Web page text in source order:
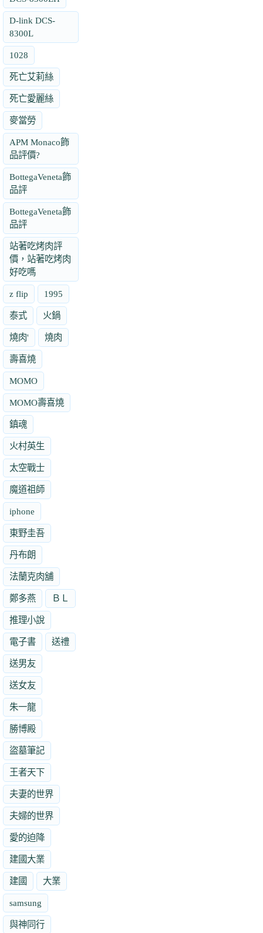
D-link DCS-
8300L
1028
死亡艾莉絲
死亡愛麗絲
麥當勞
APM Monaco飾
品評價?
BottegaVeneta飾
品評
BottegaVeneta飾
品評
站著吃烤肉評
價，站著吃烤肉
好吃嗎
z flip 1995
泰式 火鍋
燒肉' 燒肉
壽喜燒
MOMO
MOMO壽喜燒
鎮魂
火村英生
太空戰士
魔道祖師
iphone
東野圭吾
丹布朗
法蘭克肉舖
鄭多燕 ＢＬ
推理小說
電子書 送禮
送男友
送女友
朱一龍
勝博殿
盜墓筆記
王者天下
夫妻的世界
夫婦的世界
愛的迫降
建國大業
建國 大業
samsung
與神同行